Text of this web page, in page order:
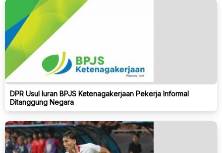
DPR Usul Iuran BPJS Ketenagakerjaan Pekerja Informal
Ditanggung Negara